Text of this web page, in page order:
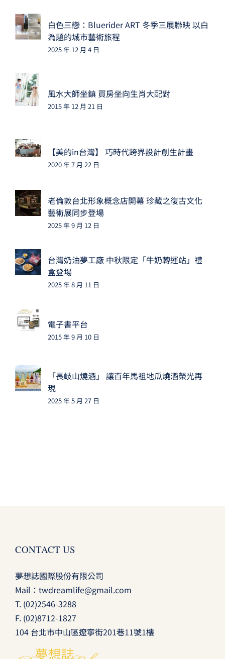
白色三戀：Bluerider ART 冬季三展聯映 以白
為題的城市藝術旅程
2025 年 12 月 4 日
風水大師坐鎮 買房坐向生肖大配對
2015 年 12 月 21 日
【美的in台灣】 巧時代跨界設計創生計畫
2020 年 7 月 22 日
老倫敦台北形象概念店開幕 珍藏之復古文化
藝術展同步登場
2025 年 9 月 12 日
台灣奶油夢工廠 中秋限定「牛奶轉運站」禮
盒登場
2025 年 8 月 11 日
電子書平台
2015 年 9 月 10 日
「長岐山燒酒」 讓百年馬祖地瓜燒酒榮光再
現
2025 年 5 月 27 日
CONTACT US
夢想誌國際股份有限公司
Mail： twdreamlife@gmail.com
T. (02)2546-3288
F. (02)8712-1827
104 台北市中山區遼寧街201巷11號1樓